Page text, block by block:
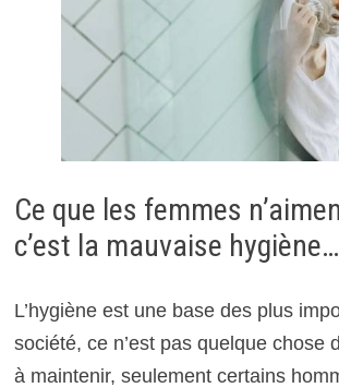
Ce que les femmes
c’est la mauvaise hygiène…
L’hygiène est une base des plus
société, ce n’est pas quelque chose
à maintenir, seulement certains